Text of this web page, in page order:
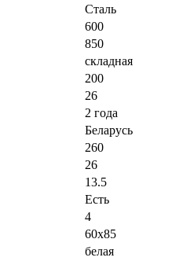
Сталь
600
850
складная
200
26
2 года
Беларусь
260
26
13.5
Есть
4
60x85
белая